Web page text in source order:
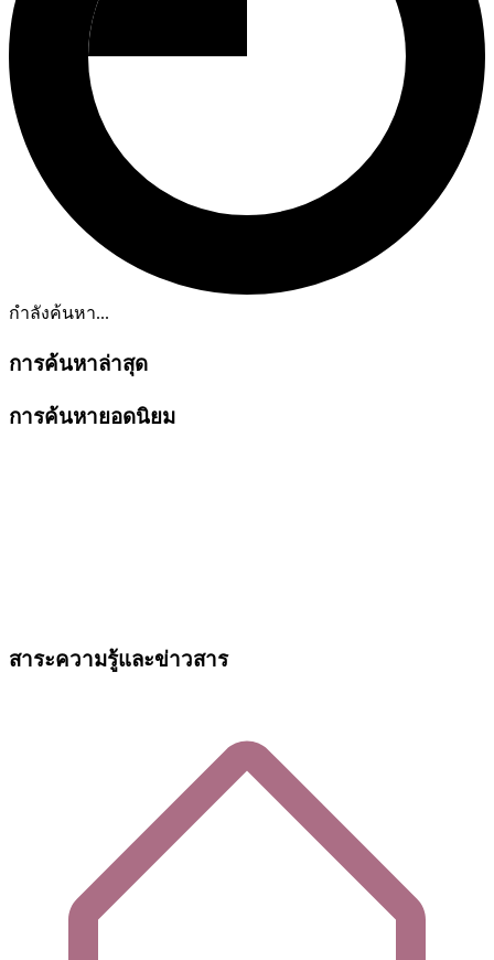
กำลังค้นหา...
การค้นหาล่าสุด
การค้นหายอดนิยม
สาระความรู้และข่าวสาร